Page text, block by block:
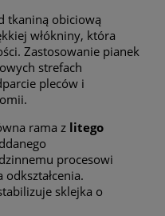
tkaniną obiciową
włókniny, która
Zastosowanie pianek
strefach
pleców i
rama z litego
procesowi
sklejka o